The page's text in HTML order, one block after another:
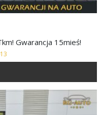
Gwarancja 15mieś!